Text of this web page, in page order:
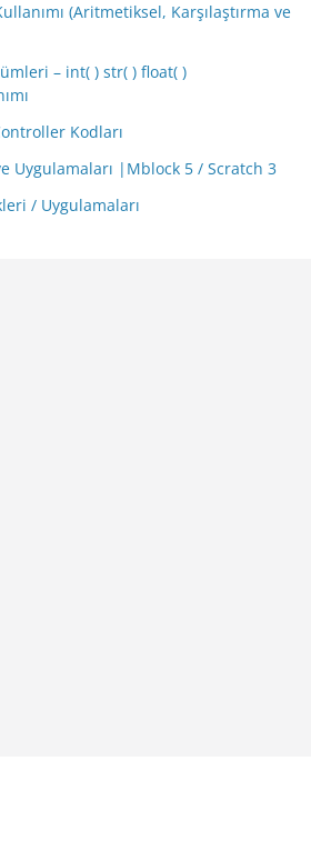
(Aritmetiksel, Karşılaştırma ve
– int( ) str( ) float( )
Kodları
Uygulamaları |Mblock 5 / Scratch 3
/ Uygulamaları